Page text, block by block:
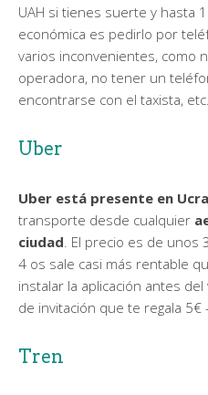
UAH si tienes suerte y hasta
económica es pedirlo por
varios inconvenientes, como
operadora, no tener un
encontrarse con el taxista, etc.
Uber
Uber está presente en
transporte desde cualquier
ciudad . El precio es de unos
4 os sale casi más rentable
instalar la aplicación antes
de invitación que te regala 5€
Tren